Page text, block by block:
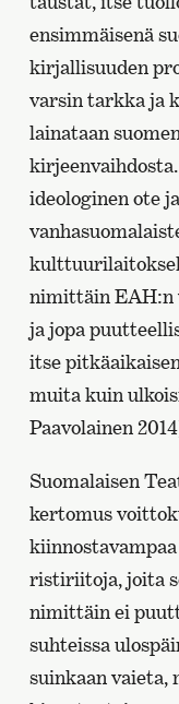
ensimmäisenä
kirjallisuuden
varsin tarkka ja
lainataan
ideologinen ote
nimittäin EAH:n
ja jopa
itse
muita kuin
Paavolainen
Suomalaisen
kertomus
ristiriitoja, joita
nimittäin ei
suhteissa
suinkaan vaieta,